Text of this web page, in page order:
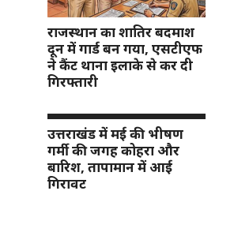
राजस्थान का शातिर बदमाश
दून में गार्ड बन गया, एसटीएफ
ने कैंट थाना इलाके से कर दी
गिरफ्तारी
उत्तराखंड में मई की भीषण
गर्मी की जगह कोहरा और
बारिश, तापामान में आई
गिरावट